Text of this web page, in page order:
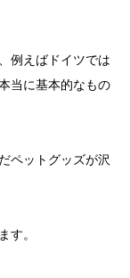
例えばドイツでは
当に基本的なもの
ペットグッズが沢
す。